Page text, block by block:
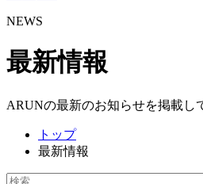
NEWS
最新情報
ARUNの最新のお知らせを掲載し
トップ
最新情報